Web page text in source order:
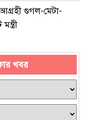
গুগল-মেটা-
খবর